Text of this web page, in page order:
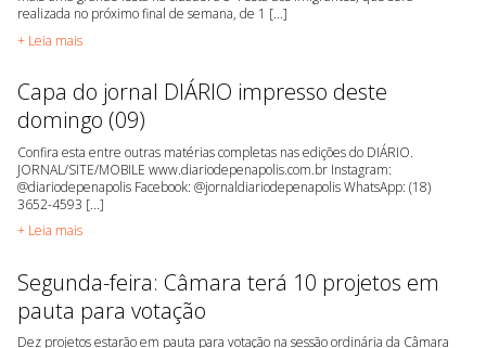
realizada no próximo final de semana, de 1 [...]
+ Leia mais
Capa do jornal DIÁRIO impresso deste
domingo (09)
Confira esta entre outras matérias completas nas edições do DIÁRIO.
JORNAL/SITE/MOBILE www.diariodepenapolis.com.br Instagram:
@diariodepenapolis Facebook: @jornaldiariodepenapolis WhatsApp: (18)
3652-4593 [...]
+ Leia mais
Segunda-feira: Câmara terá 10 projetos em
pauta para votação
Dez projetos estarão em pauta para votação na sessão ordinária da Câmara